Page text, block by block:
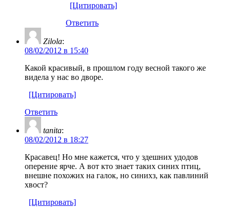
[Цитировать]
Ответить
Zilola:
08/02/2012 в 15:40
Какой красивый, в прошлом году весной такого же
видела у нас во дворе.
[Цитировать]
Ответить
tanita:
08/02/2012 в 18:27
Красавец! Но мне кажется, что у здешних удодов
оперение ярче. А вот кто знает таких синих птиц,
внешне похожих на галок, но синихз, как павлиний
хвост?
[Цитировать]